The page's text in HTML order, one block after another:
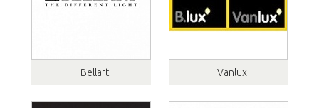
Bellart Vanlux